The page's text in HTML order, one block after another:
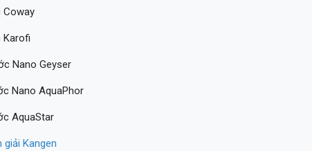
Nano Geyser
AquaPhor
giải Kangen